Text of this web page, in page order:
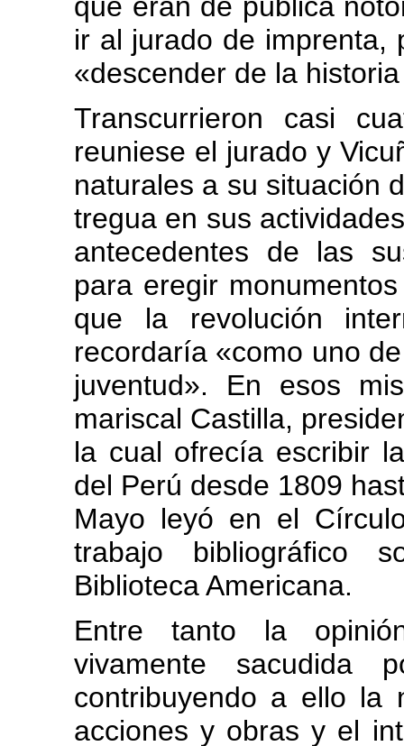
ir al jurado de imprenta,
«descender de la
Transcurrieron casi
reuniese el jurado y
naturales a su situación
tregua en sus
antecedentes de las
para eregir
que la revolución
recordaría «como uno
juventud». En esos
mariscal Castilla,
la cual ofrecía escribir
del Perú desde 1809
Mayo leyó en el
trabajo bibliográfico
Biblioteca Americana.
Entre tanto la
vivamente sacudida
contribuyendo a ello la
acciones y obras y el